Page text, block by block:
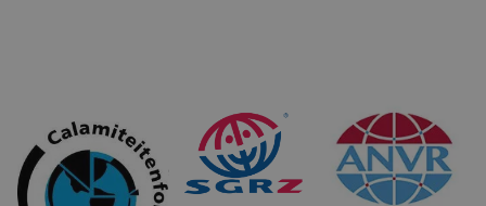
© 2026 Travel Inventive